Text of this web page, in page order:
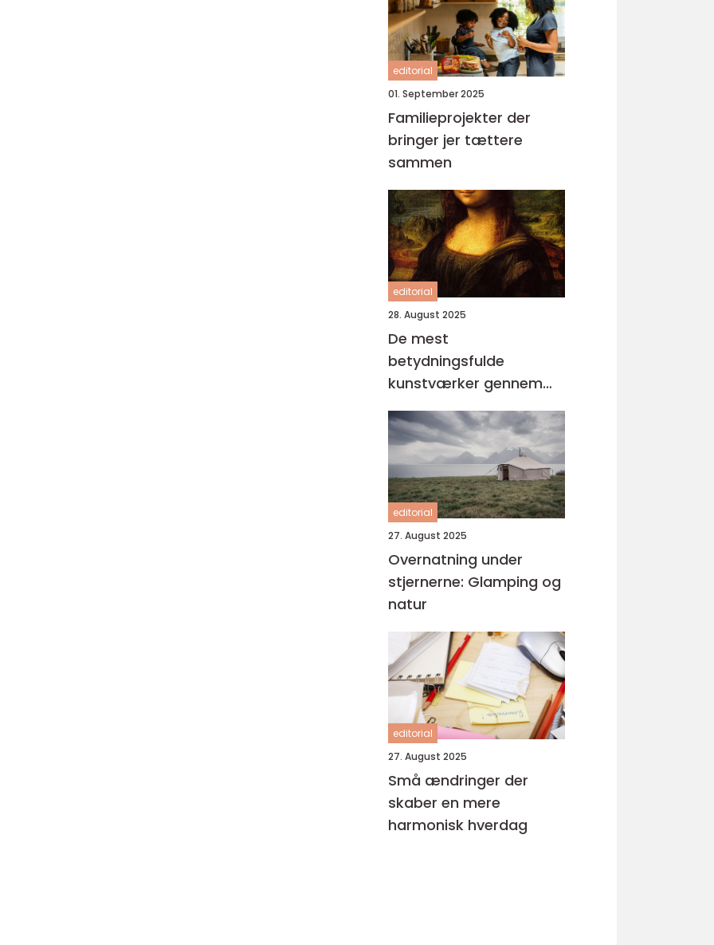
editorial
01. September 2025
Familieprojekter der
bringer jer tættere
sammen
editorial
28. August 2025
De mest
betydningsfulde
kunstværker gennem
tiderne
editorial
27. August 2025
Overnatning under
stjernerne: Glamping og
natur
editorial
27. August 2025
Små ændringer der
skaber en mere
harmonisk hverdag